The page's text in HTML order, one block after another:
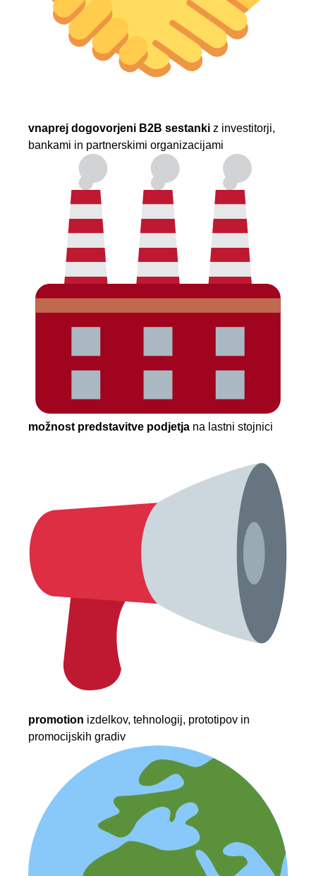
vnaprej dogovorjeni B2B sestanki z investitorji,
bankami in partnerskimi organizacijami
možnost predstavitve podjetja na lastni stojnici
promotion izdelkov, tehnologij, prototipov in
promocijskih gradiv